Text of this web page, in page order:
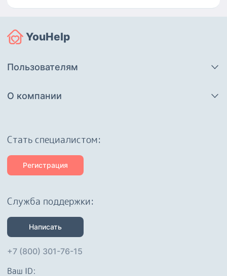
YouHelp
Пользователям
О компании
Cтать специалистом:
Регистрация
Служба поддержки:
Написать
+7 (800) 301-76-15
Ваш ID: